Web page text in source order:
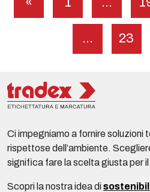
degli
… 23
Ci impegniamo a fornire soluzioni
rispettose dell’ambiente.
significa fare la scelta giusta per
Scopri la nostra idea di